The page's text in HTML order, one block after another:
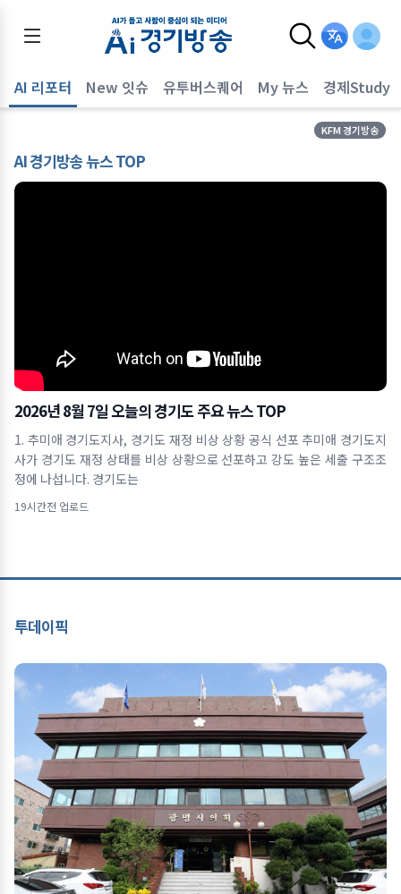
AI 리포터 New 잇슈 유투버스퀘어 My 뉴스 경제Study
KFM 경기방송
AI 경기방송 뉴스 TOP
2026년 8월 7일 오늘의 경기도 주요 뉴스 TOP
1. 추미애 경기도지사, 경기도 재정 비상 상황 공식 선포 추미애 경기도지
사가 경기도 재정 상태를 비상 상황으로 선포하고 강도 높은 세출 구조조
정에 나섭니다. 경기도는
19시간전 업로드
투데이픽